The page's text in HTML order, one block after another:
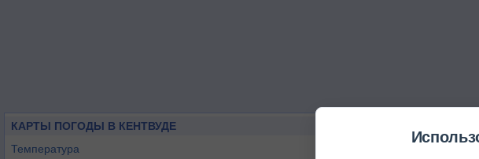
КАРТЫ ПОГОДЫ В КЕНТВУДЕ
Температура